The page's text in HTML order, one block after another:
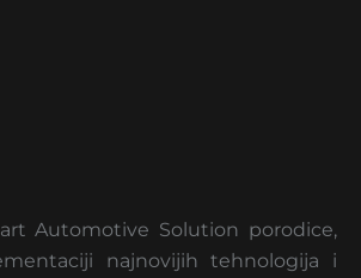
Automotive Solution porodice,
najnovijih tehnologija i